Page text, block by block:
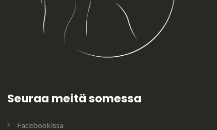
Seuraa meitä somessa
Facebookissa